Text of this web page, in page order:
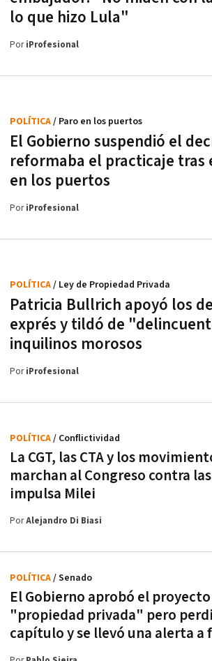
lo que hizo Lula"
PoriProfesional
El Gobierno suspendió el
reformaba el practicaje tras
en los puertos
POLÍTICA/ Paro en los puertos
PoriProfesional
Patricia Bullrich apoyó los
exprés y tildó de
inquilinos morosos
POLÍTICA/ Ley de Propiedad Privada
PoriProfesional
La CGT, las CTA y los
marchan al Congreso contra
impulsa Milei
POLÍTICA/ Conflictividad
PorAlejandro Di Biasi
El Gobierno aprobó el
"propiedad privada" pero
capítulo y se llevó una alerta a
POLÍTICA/ Senado